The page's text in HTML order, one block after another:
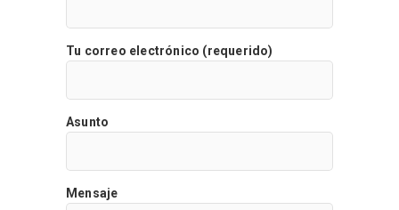
Tu correo electrónico (requerido)
Asunto
Mensaje